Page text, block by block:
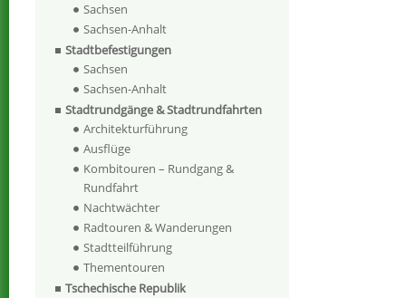
Sachsen
Sachsen-Anhalt
Stadtbefestigungen
Sachsen
Sachsen-Anhalt
Stadtrundgänge & Stadtrundfahrten
Architekturführung
Ausflüge
Kombitouren – Rundgang &
Rundfahrt
Nachtwächter
Radtouren & Wanderungen
Stadtteilführung
Thementouren
Tschechische Republik